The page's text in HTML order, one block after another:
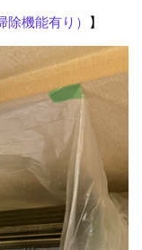
機能有り） 】